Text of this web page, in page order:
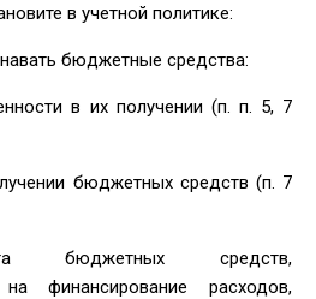
в учетной политике:
бюджетные средства:
в их получении (п. п. 5, 7
бюджетных средств (п. 7
бюджетных средств,
на финансирование расходов,